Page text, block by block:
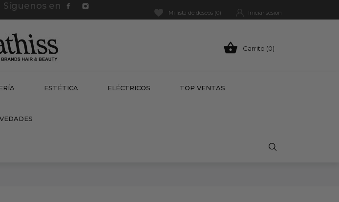
Síguenos en
Mi lista de deseos (0) Iniciar sesión
 Carrito (0)
ESTÉTICA ELÉCTRICOS TOP VENTAS